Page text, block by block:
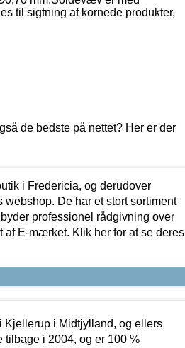
til sigtning af kornede produkter,
de bedste på nettet? Her er der
i Fredericia, og derudover
De har et stort sortiment
professionel rådgivning over
af E-mærket. Klik her for at se deres
Kjellerup i Midtjylland, og ellers
i 2004, og er 100 %